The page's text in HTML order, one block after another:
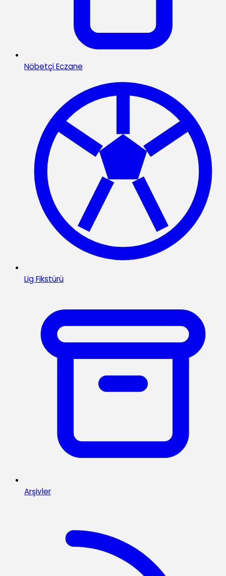
Nöbetçi Eczane
Lig Fikstürü
Arşivler